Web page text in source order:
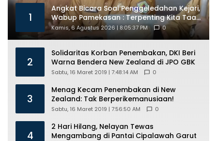
1
Angkat Bicara Soal Penggeledahan Kejari,
Wabup Pamekasan : Terpenting Kita Taat
Hukum
Kamis, 6 Agustus 2026 | 8:05:37 PM 0
2
Solidaritas Korban Penembakan, DKI Beri
Warna Bendera New Zealand di JPO GBK
Sabtu, 16 Maret 2019 | 7:48:14 AM 0
3
Menag Kecam Penembakan di New
Zealand: Tak Berperikemanusiaan!
Sabtu, 16 Maret 2019 | 7:56:50 AM 0
4
2 Hari Hilang, Nelayan Tewas
Mengambang di Pantai Cipalawah Garut